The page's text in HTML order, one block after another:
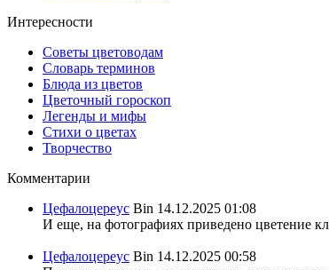
Интересности
Советы цветоводам
Словарь терминов
Блюда из цветов
Цветочный гороскоп
Легенды и мифы
Стихи о цветах
Творчество
Комментарии
Цефалоцереус Bin 14.12.2025 01:08
И еще, на фотографиях приведено цветение
Цефалоцереус Bin 14.12.2025 00:58